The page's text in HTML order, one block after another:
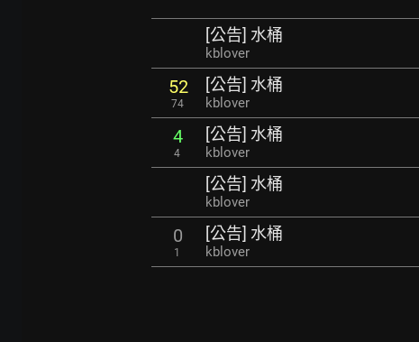
[公告] 水桶
kblover
52
74
[公告] 水桶
kblover
4
4
[公告] 水桶
kblover
[公告] 水桶
kblover
0
1
[公告] 水桶
kblover